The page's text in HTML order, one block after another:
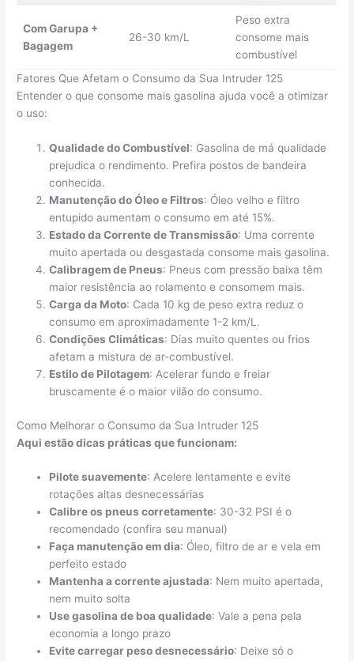
Com Garupa +
Bagagem
26-30 km/L
Peso extra
consome mais
combustível
Fatores Que Afetam o Consumo da Sua Intruder 125
Entender o que consome mais gasolina ajuda você a otimizar
o uso:
Qualidade do Combustível: Gasolina de má qualidade
prejudica o rendimento. Prefira postos de bandeira
conhecida.
Manutenção do Óleo e Filtros: Óleo velho e filtro
entupido aumentam o consumo em até 15%.
Estado da Corrente de Transmissão: Uma corrente
muito apertada ou desgastada consome mais gasolina.
Calibragem de Pneus: Pneus com pressão baixa têm
maior resistência ao rolamento e consomem mais.
Carga da Moto: Cada 10 kg de peso extra reduz o
consumo em aproximadamente 1-2 km/L.
Condições Climáticas: Dias muito quentes ou frios
afetam a mistura de ar-combustível.
Estilo de Pilotagem: Acelerar fundo e freiar
bruscamente é o maior vilão do consumo.
Como Melhorar o Consumo da Sua Intruder 125
Aqui estão dicas práticas que funcionam:
Pilote suavemente: Acelere lentamente e evite
rotações altas desnecessárias
Calibre os pneus corretamente: 30-32 PSI é o
recomendado (confira seu manual)
Faça manutenção em dia: Óleo, filtro de ar e vela em
perfeito estado
Mantenha a corrente ajustada: Nem muito apertada,
nem muito solta
Use gasolina de boa qualidade: Vale a pena pela
economia a longo prazo
Evite carregar peso desnecessário: Deixe só o